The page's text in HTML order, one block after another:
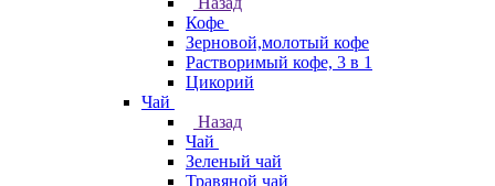
Кофе
Зерновой,молотый кофе
Растворимый кофе, 3 в 1
Цикорий
Чай
Назад
Чай
Зеленый чай
Травяной чай